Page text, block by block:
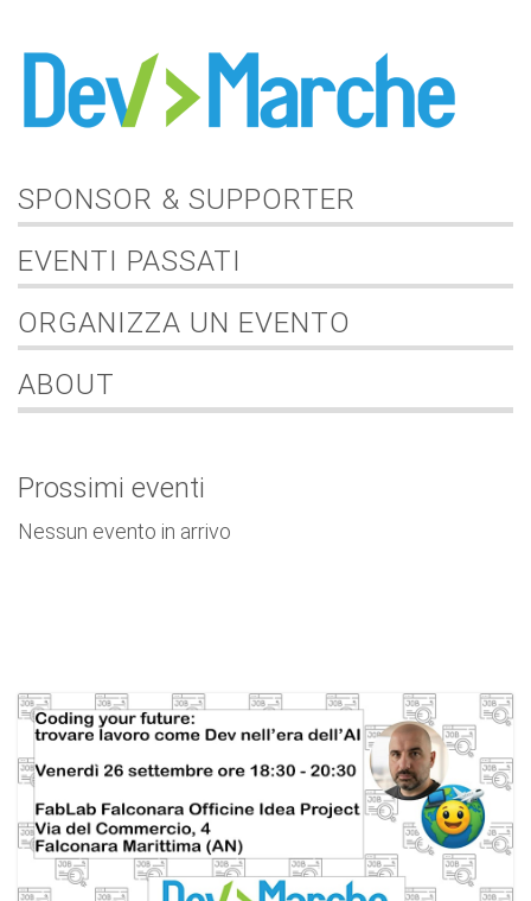
SPONSOR & SUPPORTER
EVENTI PASSATI
ORGANIZZA UN EVENTO
ABOUT
Prossimi eventi
Nessun evento in arrivo